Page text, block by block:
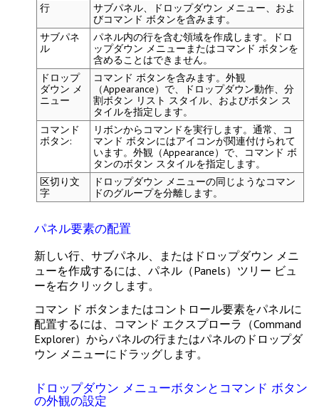
行
サブパネル、ドロップダウン メニュー、およ
びコマンド ボタンを含みます。
サブパネ
ル
パネル内の行を含む領域を作成します。ドロ
ップダウン メニューまたはコマンド ボタンを
含めることはできません。
ドロップ
ダウン メ
ニュー
コマンド ボタンを含みます。外観
（Appearance） で、ドロップダウン動作、分
割ボタン リスト スタイル、およびボタン ス
タイルを指定します。
コマンド
ボタン:
リボンからコマンドを実行します。通常、コ
マンド ボタンにはアイコンが関連付けられて
います。外観（Appearance） で、コマンド ボ
タンのボタン スタイルを指定します。
区切り文
字
ドロップダウン メニューの同じようなコマン
ドのグループを分離します。
パネル要素の配置
新しい行、サブパネル、またはドロップダウン メニ
ューを作成するには、パネル（Panels） ツリー ビュ
ーを右クリックします。
コマン ド ボタンまたはコントロール要素をパネルに
配置するには、 コマンド エクスプローラ（Command
Explorer）からパネルの行またはパネルのドロップダ
ウン メニューにドラッグします。
ドロップダウン メニューボタンとコマンド ボタン
の外観の設定